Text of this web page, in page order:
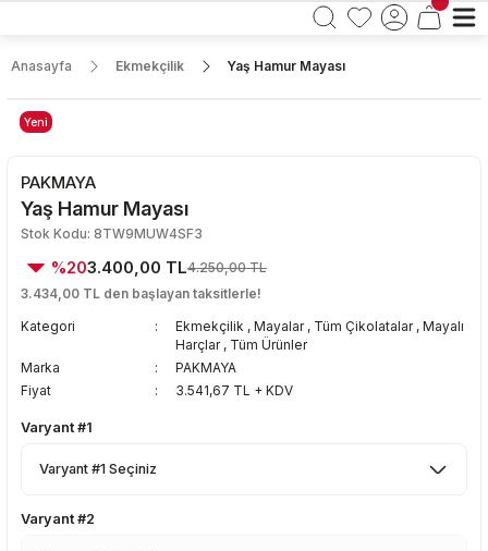
Anasayfa Ekmekçilik Yaş Hamur Mayası
Yeni
PAKMAYA
Yaş Hamur Mayası
Stok Kodu: 8TW9MUW4SF3
%203.400,00 TL4.250,00 TL
3.434,00 TL den başlayan taksitlerle!
Kategori
Ekmekçilik , Mayalar , Tüm Çikolatalar , Mayalı
Harçlar , Tüm Ürünler
Marka
PAKMAYA
Fiyat
3.541,67 TL + KDV
Varyant #1
Varyant #2